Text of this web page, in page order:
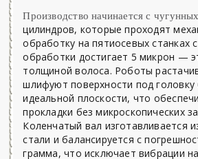
Производство начинается с
цилиндров, которые проходят
обработку на пятиосевых станках
обработки достигает 5 микрон —
толщиной волоса. Роботы
шлифуют поверхности под головку
идеальной плоскости, что
прокладки без микроскопических
Коленчатый вал изготавливается
стали и балансируется с
грамма, что исключает вибрации